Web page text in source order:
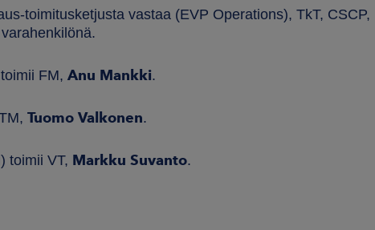
toimitusketjusta vastaa (EVP Operations), TkT, CSCP,
FM, Anu Mankki.
Tuomo Valkonen.
toimii VT, Markku Suvanto.